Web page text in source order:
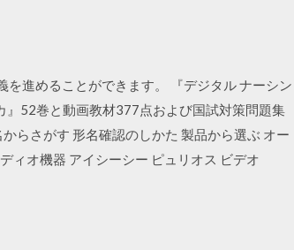
進めることができます。 『デジタル ナーシン
』52巻と動画教材377点および国試対策問題集
らさがす 形名確認のしかた 製品から選ぶ オー
ィオ機器 アイシーシー ピュリオス ビデオ